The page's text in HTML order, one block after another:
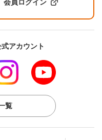
会員ログイン
アカウント
覧